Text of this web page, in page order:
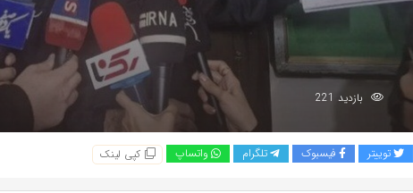
بازدید 221
توییتر فیسبوک تلگرام واتساپ کپی لینک